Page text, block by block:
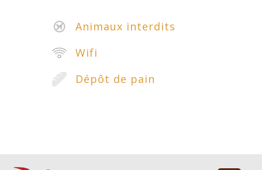
Animaux interdits
Wifi
Dépôt de pain